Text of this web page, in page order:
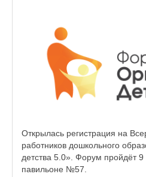
Открылась регистрация на
работников дошкольного
детства 5.0». Форум пройдёт
павильоне №57.